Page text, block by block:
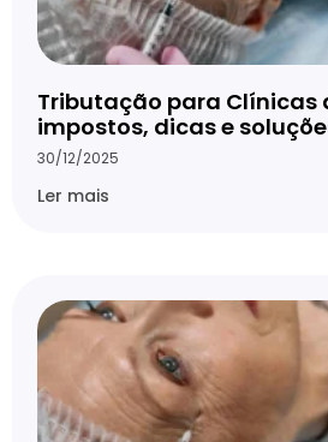
Tributação para Clínicas
impostos, dicas e
30/12/2025
Ler mais